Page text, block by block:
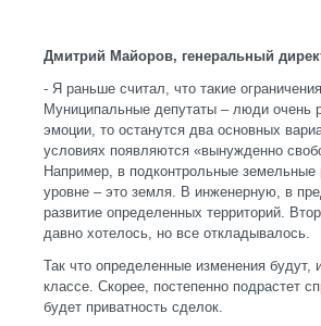
Дмитрий Майоров, генеральный
- Я раньше считал, что такие
Муниципальные депутаты – люди очень
эмоции, то останутся два основных
условиях появляются «вынужденно
Например, в подконтрольные
уровне – это земля. В инженерную, в
развитие определенных территорий.
давно хотелось, но все откладывалось.
Так что определенные изменения
классе. Скорее, постепенно подрастет
будет приватность сделок.